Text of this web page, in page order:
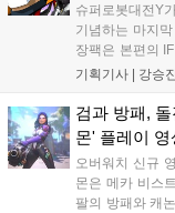
슈퍼로봇대전Y
기념하는 마지
장팩은 본편의
규 참전작과 크
하는 몰입감 있
새로운 가능성을
기획기사 | 강승진
검과 방패,
몬' 플레이 영
오버워치 신규
몬은 메카 비스
팔의 방패와 캐